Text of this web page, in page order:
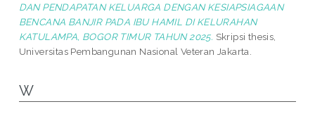
DAN PENDAPATAN KELUARGA DENGAN KESIAPSIAGAAN
BENCANA BANJIR PADA IBU HAMIL DI KELURAHAN
KATULAMPA, BOGOR TIMUR TAHUN 2025. Skripsi thesis,
Universitas Pembangunan Nasional Veteran Jakarta.
W